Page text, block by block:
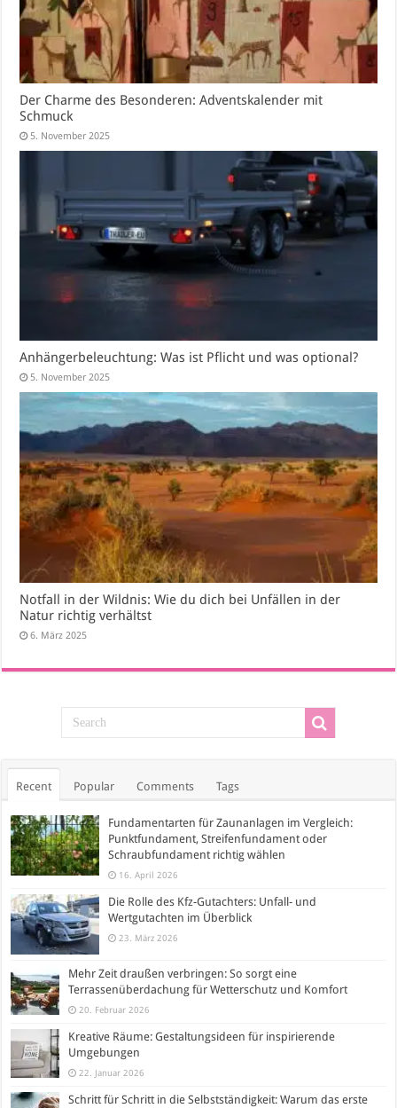
Der Charme des Besonderen: Adventskalender mit
Schmuck
5. November 2025
Anhängerbeleuchtung: Was ist Pflicht und was optional?
5. November 2025
Notfall in der Wildnis: Wie du dich bei Unfällen in der
Natur richtig verhältst
6. März 2025
Recent Popular Comments Tags
Fundamentarten für Zaunanlagen im Vergleich:
Punktfundament, Streifenfundament oder
Schraubfundament richtig wählen
16. April 2026
Die Rolle des Kfz-Gutachters: Unfall- und
Wertgutachten im Überblick
23. März 2026
Mehr Zeit draußen verbringen: So sorgt eine
Terrassenüberdachung für Wetterschutz und Komfort
20. Februar 2026
Kreative Räume: Gestaltungsideen für inspirierende
Umgebungen
22. Januar 2026
Schritt für Schritt in die Selbstständigkeit: Warum das erste